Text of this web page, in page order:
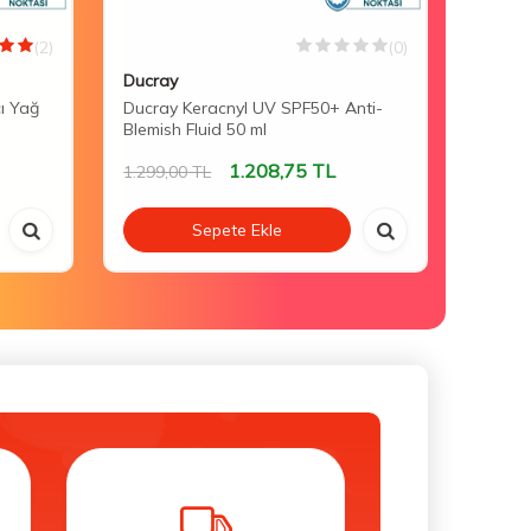
(2)
Yağ
(0)
Ducray
Ducray Keracnyl UV SPF50+ Anti-
Blemish Fluid 50 ml
1.299,00TL 1.208,75 TL
Sepete Ekle